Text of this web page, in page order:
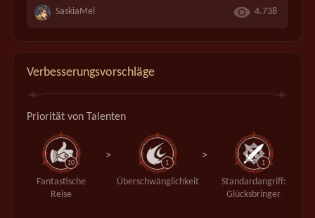
SaskiaMel 4.738
Verbesserungsvorschläge
Priorität von Talenten
10
Fantastische
Reise
>
1
Überschwänglichkeit
>
1
Standardangriff:
Glücksbringer